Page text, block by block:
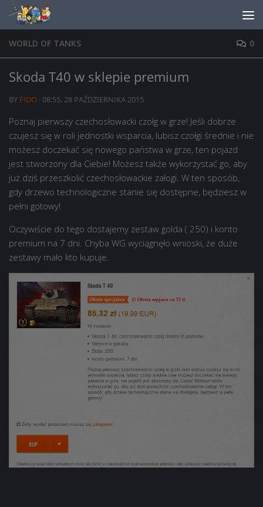
Skip to content
WORLD OF TANKS 0
Skoda T40 w sklepie premium
BY FIDO · 08:55, 28 PAŹDZIERNIKA 2015
Poznaj pierwszy czechosłowacki czołg w grze! Jeśli dobrze
czujesz się w roli jednostki wsparcia, lubisz czołgi średnie i nie
możesz doczekać się nowego państwa w grze, ten pojazd
jest stworzony dla Ciebie! Możesz także wykorzystać go, aby
już dziś przeszkolić czechosłowackie załogi. W ten sposób,
gdy drzewo technologiczne stanie się dostępne, będziesz w
pełni gotowy!
Oczywiście do tego dostajemy zestaw golda ( 250) i konto
premium na 7 dni. Chyba WG wyciągnęło wnioski, że duże
zestawy mało kto kupuje.